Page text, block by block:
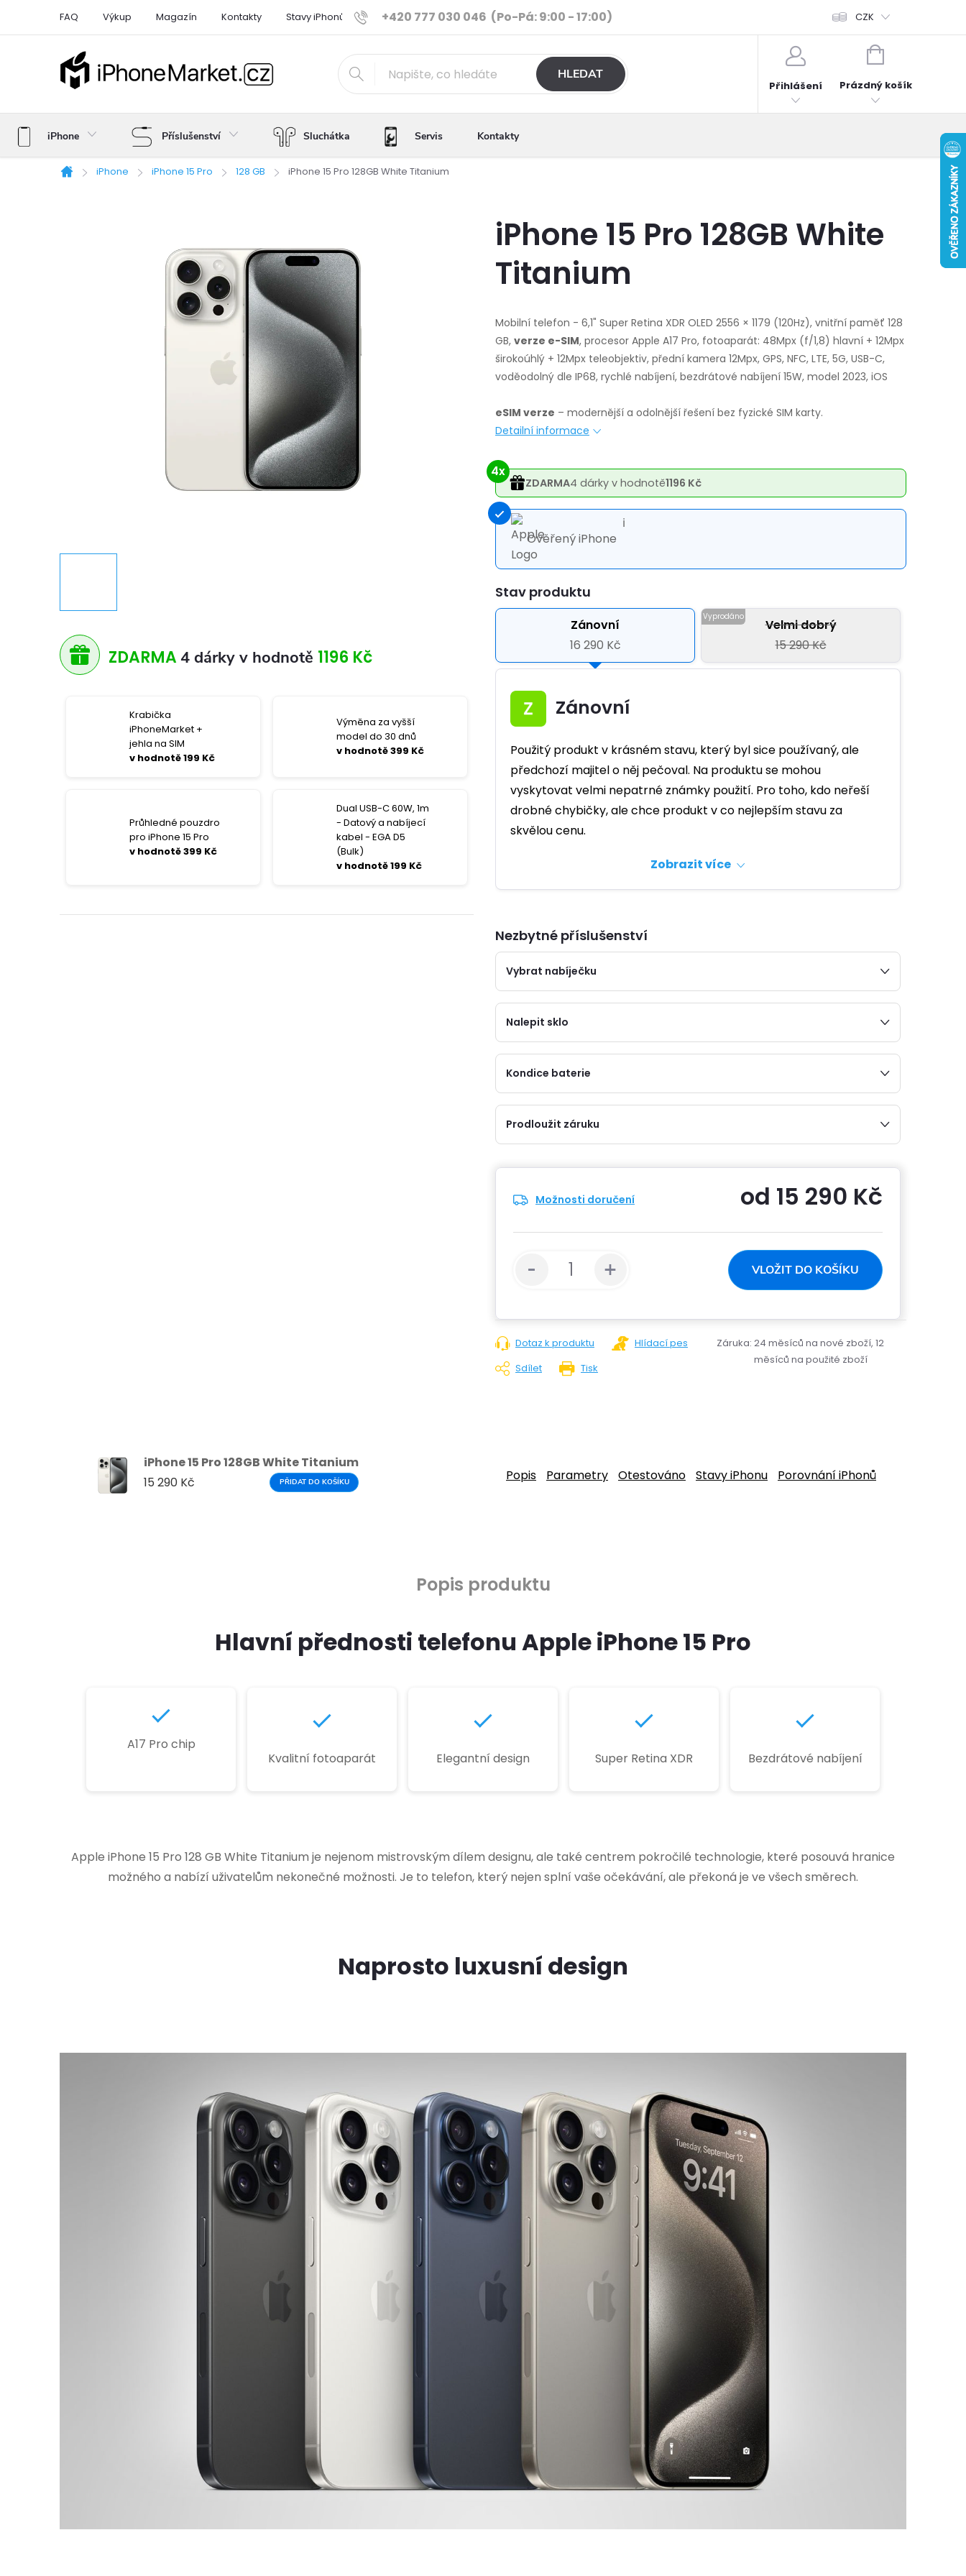
+420 777 030 046 (Po-Pá: 9:00 - 17:00)
FAQ Výkup Magazín Kontakty Stavy iPhonů Ověřené iPhony Výhody e-shopu Porovnání telefonů Hodnocení obchodu
CZK
HLEDAT
Přihlášení
NÁKUPNÍ
Prázdný košík
iPhone Příslušenství Sluchátka Servis Kontakty
Domů
iPhone iPhone 15 Pro 128 GB iPhone 15 Pro 128GB White Titanium
ZDARMA 4 dárky v hodnotě 1196 Kč
Krabička
iPhoneMarket +
jehla na SIM
v hodnotě 199 Kč
Výměna za vyšší
model do 30 dnů
v hodnotě 399 Kč
Průhledné pouzdro
pro iPhone 15 Pro
v hodnotě 399 Kč
Dual USB-C 60W, 1m
- Datový a nabíjecí
kabel - EGA D5
(Bulk)
v hodnotě 199 Kč
iPhone 15 Pro 128GB White
Titanium
Mobilní telefon - 6,1" Super Retina XDR OLED 2556 × 1179 (120Hz), vnitřní paměť 128
GB, verze e-SIM, procesor Apple A17 Pro, fotoaparát: 48Mpx (f/1,8) hlavní + 12Mpx
širokoúhlý + 12Mpx teleobjektiv, přední kamera 12Mpx, GPS, NFC, LTE, 5G, USB-C,
voděodolný dle IP68, rychlé nabíjení, bezdrátové nabíjení 15W, model 2023, iOS
eSIM verze – modernější a odolnější řešení bez fyzické SIM karty.
Detailní informace
4x
ZDARMA4 dárky v hodnotě1196 Kč
Ověřený iPhone
ℹ
Zánovní
16 290 Kč
Velmi dobrý
15 290 Kč
Zánovní
Použitý produkt v krásném stavu, který byl sice používaný, ale
předchozí majitel o něj pečoval. Na produktu se mohou
vyskytovat velmi nepatrné známky použití. Pro toho, kdo neřeší
drobné chybičky, ale chce produkt v co nejlepším stavu za
skvělou cenu.
Zobrazit více
Nezbytné příslušenství
Vybrat nabíječku
Nalepit sklo
Kondice baterie
Prodloužit záruku
Možnosti doručení od 15 290 Kč
cena:
VLOŽIT DO KOŠÍKU
Tisk
Dotaz k produktu
Hlídací pes
Sdílet
Záruka: 24 měsíců na nové zboží, 12
měsíců na použité zboží
iPhone 15 Pro 128GB White Titanium
15 290 Kč
PŘIDAT DO KOŠÍKU Popis Parametry Otestováno Stavy iPhonu Porovnání iPhonů
Popis produktu
Hlavní přednosti telefonu Apple iPhone 15 Pro
A17 Pro chip
Kvalitní fotoaparát
Elegantní design Super Retina XDR Bezdrátové nabíjení
Apple iPhone 15 Pro 128 GB White Titanium je nejenom mistrovským dílem designu, ale také centrem pokročilé technologie, které posouvá hranice
možného a nabízí uživatelům nekonečné možnosti. Je to telefon, který nejen splní vaše očekávání, ale překoná je ve všech směrech.
Naprosto luxusní design